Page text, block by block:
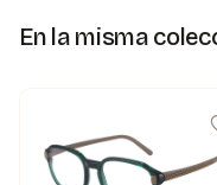
En la misma